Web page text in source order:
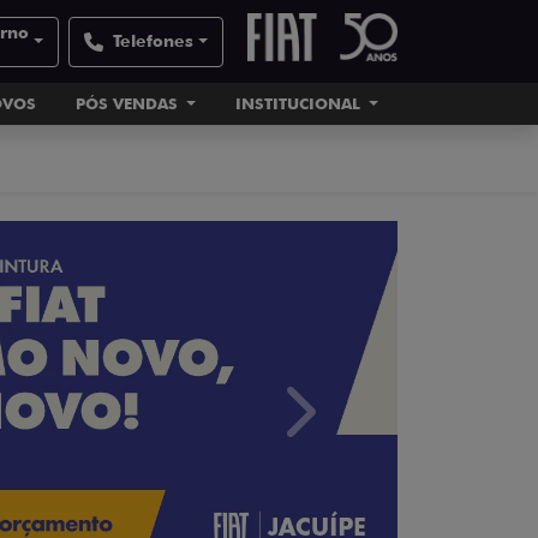
Telefones
PÓS VENDAS INSTITUCIONAL